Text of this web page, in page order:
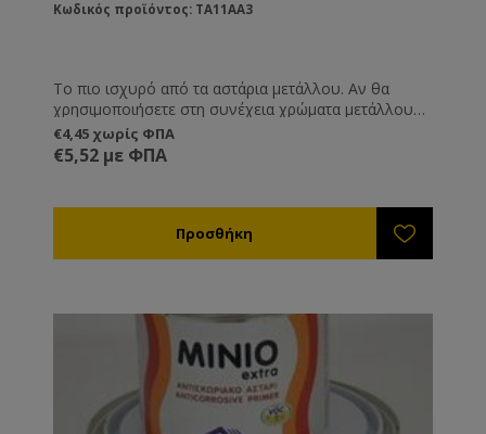
Κωδικός προϊόντος: TA11AA3
Το πιο ισχυρό από τα αστάρια μετάλλου. Αν θα
χρησιμοποιήσετε στη συνέχεια χρώματα μετάλλου
τότε αυτό είναι το πιο ισχυρό αστάρι. Συνδυάζεται
με χημικούς διαλύτες. Δε συνδυάζεται με νερό.
€4,45 χωρίς ΦΠΑ
€5,52 με ΦΠΑ